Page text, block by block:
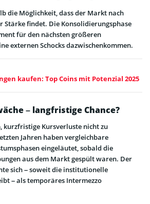
die Möglichkeit, dass der Markt nach
Stärke findet. Die Konsolidierungsphase
für den nächsten größeren
externen Schocks dazwischenkommen.
kaufen: Top Coins mit Potenzial 2025
– langfristige Chance?
kurzfristige Kursverluste nicht zu
Jahren haben vergleichbare
eingeläutet, sobald die
aus dem Markt gespült waren. Der
sich – soweit die institutionelle
– als temporäres Intermezzo